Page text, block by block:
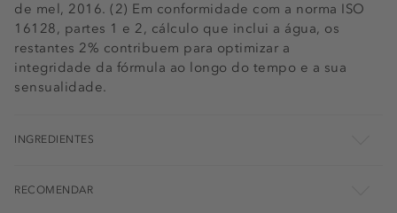
de mel, 2016. (2) Em conformidade com a norma ISO
16128, partes 1 e 2, cálculo que inclui a água, os
restantes 2% contribuem para optimizar a
integridade da fórmula ao longo do tempo e a sua
sensualidade.
INGREDIENTES
RECOMENDAR